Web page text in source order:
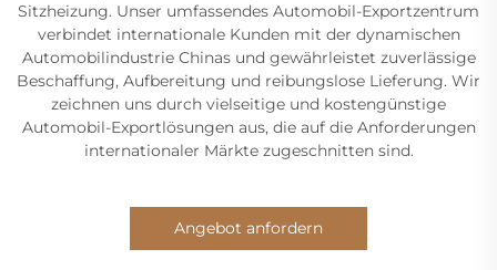
Sitzheizung. Unser umfassendes Automobil-Exportzentrum
verbindet internationale Kunden mit der dynamischen
Automobilindustrie Chinas und gewährleistet zuverlässige
Beschaffung, Aufbereitung und reibungslose Lieferung. Wir
zeichnen uns durch vielseitige und kostengünstige
Automobil-Exportlösungen aus, die auf die Anforderungen
internationaler Märkte zugeschnitten sind.
Angebot anfordern